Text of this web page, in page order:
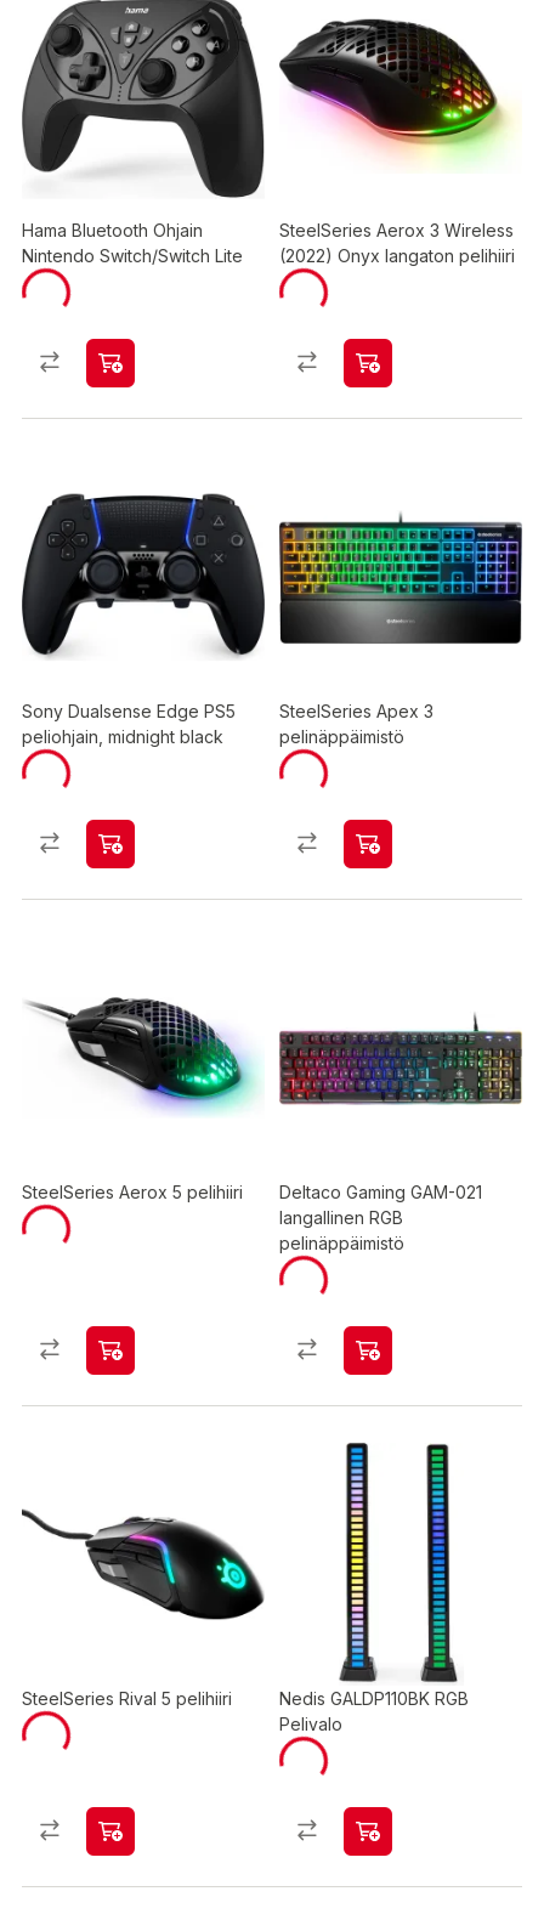
Hama Bluetooth Ohjain
Nintendo Switch/Switch Lite
SteelSeries Aerox 3 Wireless
(2022) Onyx langaton pelihiiri
Sony Dualsense Edge PS5
peliohjain, midnight black
SteelSeries Apex 3
pelinäppäimistö
SteelSeries Aerox 5 pelihiiri
Deltaco Gaming GAM-021
langallinen RGB
pelinäppäimistö
SteelSeries Rival 5 pelihiiri
Nedis GALDP110BK RGB
Pelivalo